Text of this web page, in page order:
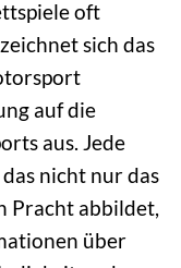
oft
sich das
auf die
aus. Jede
nicht nur das
Pracht abbildet,
über